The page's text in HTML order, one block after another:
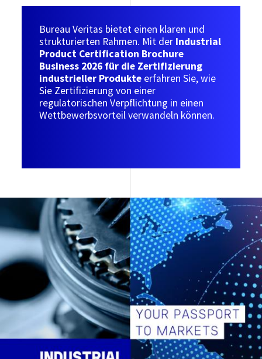
Bureau Veritas bietet einen klaren und
strukturierten Rahmen. Mit der Industrial
Product Certification Brochure
Business 2026 für die Zertifizierung
industrieller Produkte erfahren Sie, wie
Sie Zertifizierung von einer
regulatorischen Verpflichtung in einen
Wettbewerbsvorteil verwandeln können.